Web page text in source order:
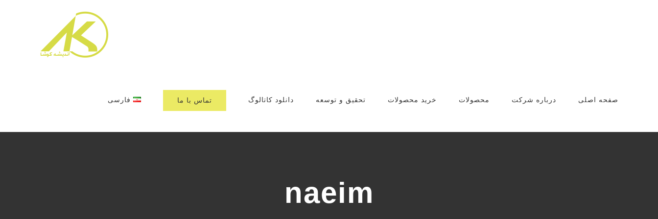
صفحه اصلی درباره شرکت محصولات خرید محصولات تحقیق و توسعه دانلود کاتالوگ تماس با ما فارسی
naeim